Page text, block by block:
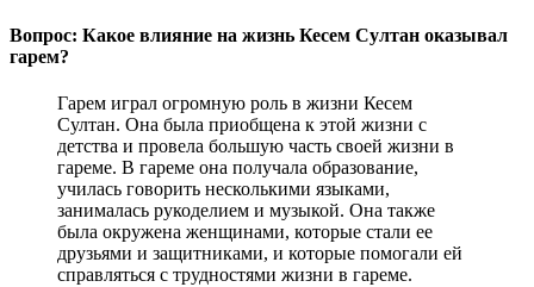
Вопрос: Какое влияние на жизнь Кесем Султан оказывал
гарем?
Гарем играл огромную роль в жизни Кесем
Султан. Она была приобщена к этой жизни с
детства и провела большую часть своей жизни в
гареме. В гареме она получала образование,
училась говорить несколькими языками,
занималась рукоделием и музыкой. Она также
была окружена женщинами, которые стали ее
друзьями и защитниками, и которые помогали ей
справляться с трудностями жизни в гареме.